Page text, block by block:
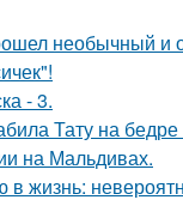
необычный и
- 3.
Тату на бедре
на Мальдивах.
в жизнь: